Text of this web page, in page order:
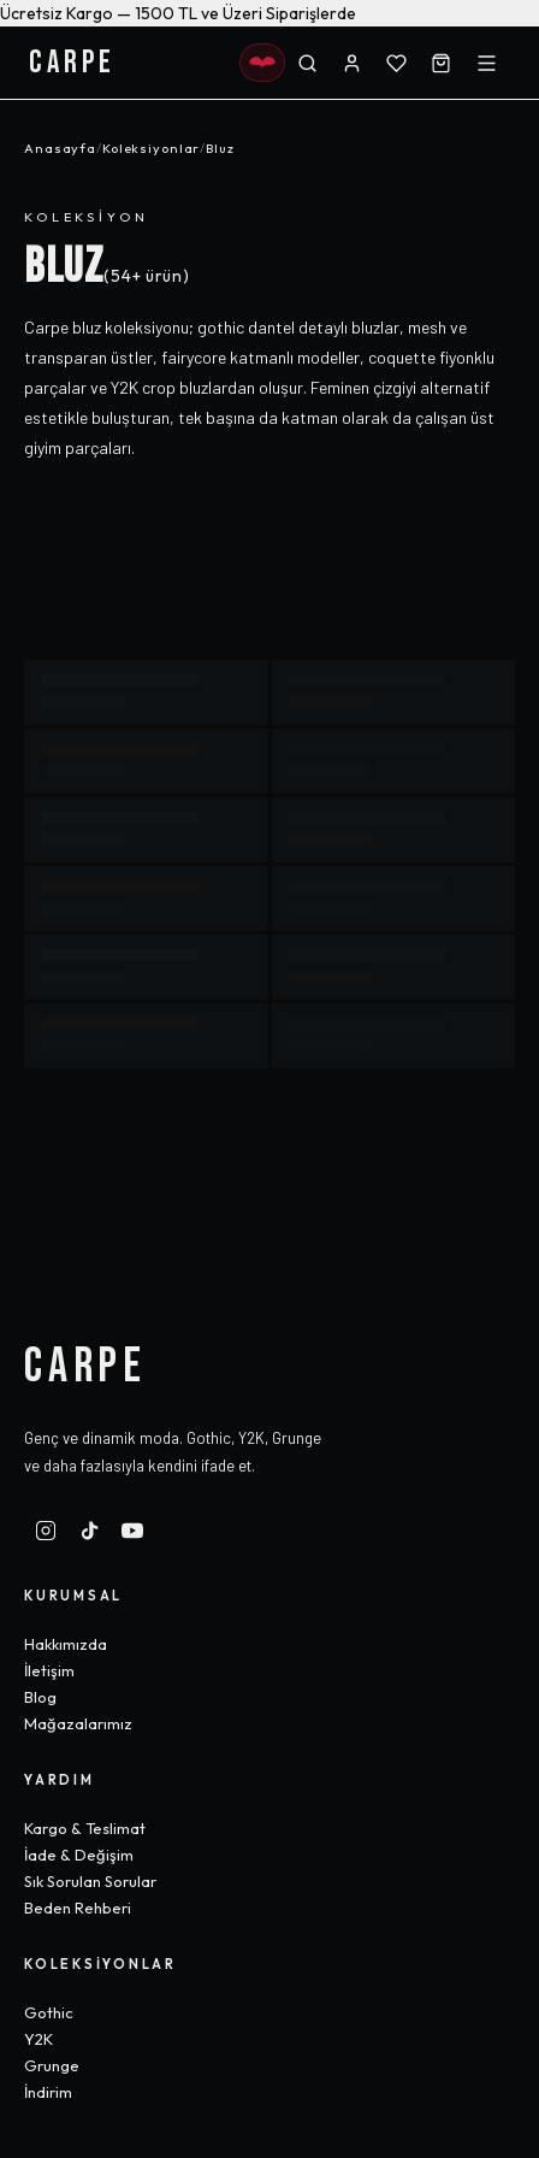
Ücretsiz Kargo — 1500 TL ve Üzeri Siparişlerde
CARPE
Anasayfa/Koleksiyonlar/Bluz
KOLEKSIYON
BLUZ(54+ ürün)
Carpe bluz koleksiyonu; gothic dantel detaylı bluzlar, mesh ve
transparan üstler, fairycore katmanlı modeller, coquette fiyonklu
parçalar ve Y2K crop bluzlardan oluşur. Feminen çizgiyi alternatif
estetikle buluşturan, tek başına da katman olarak da çalışan üst
giyim parçaları.
CARPE
Genç ve dinamik moda. Gothic, Y2K, Grunge
ve daha fazlasıyla kendini ifade et.
KURUMSAL
Hakkımızda
İletişim
Blog
Mağazalarımız
YARDIM
Kargo & Teslimat
İade & Değişim
Sık Sorulan Sorular
Beden Rehberi
KOLEKSIYONLAR
Gothic
Y2K
Grunge
İndirim